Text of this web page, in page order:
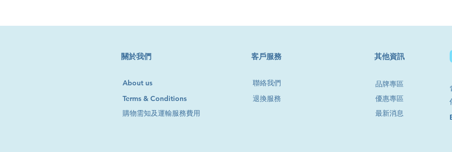
​關於我們
About us
Terms & Conditions
​客戶服務
聯絡我們
退換服務
購物需知及運輸服務費用
其他資訊
品牌專區
優惠專區
最新消息